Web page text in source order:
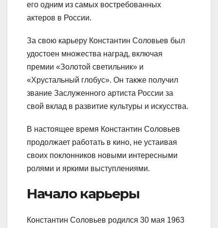
его одним из самых востребованных
актеров в России.
За свою карьеру Константин Соловьев был
удостоен множества наград, включая
премии «Золотой светильник» и
«Хрустальный глобус». Он также получил
звание Заслуженного артиста России за
свой вклад в развитие культуры и искусства.
В настоящее время Константин Соловьев
продолжает работать в кино, не устаивая
своих поклонников новыми интересными
ролями и яркими выступлениями.
Начало карьеры
Константин Соловьев родился 30 мая 1963